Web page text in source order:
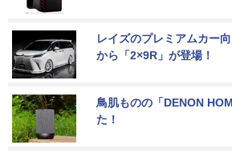
レイズのプレミアムカー
から「2×9R」が登場！
鳥肌ものの「DENON
た！